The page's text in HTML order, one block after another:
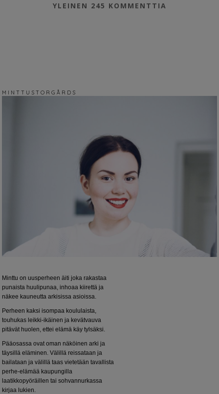
YLEINEN 245 KOMMENTTIA
M I N T T U S T O R G Å R D S
Minttu on uusperheen äiti joka rakastaa
punaista huulipunaa, inhoaa kiirettä ja
näkee kauneutta arkisissa asioissa.
Perheen kaksi isompaa koululaista,
touhukas leikki-ikäinen ja kevätvauva
pitävät huolen, ettei elämä käy tylsäksi.
Pääosassa ovat oman näköinen arki ja
täysillä eläminen. Välillä reissataan ja
bailataan ja välillä taas vietetään tavallista
perhe-elämää kaupungilla
laatikkopyöräillen tai sohvannurkassa
kirjaa lukien.